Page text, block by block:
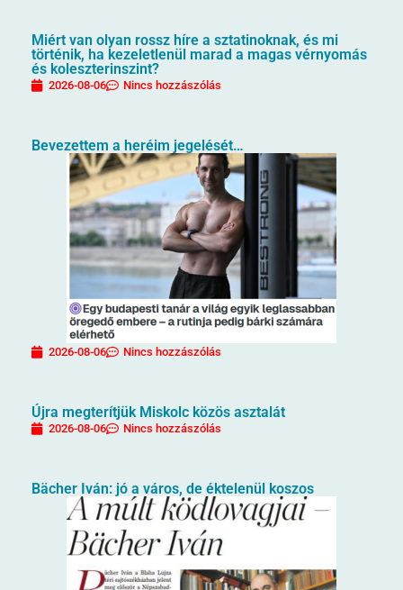
Miért van olyan rossz híre a sztatinoknak, és mi
történik, ha kezeletlenül marad a magas vérnyomás
és koleszterinszint?
2026-08-06 Nincs hozzászólás
Bevezettem a heréim jegelését…
2026-08-06 Nincs hozzászólás
Újra megterítjük Miskolc közös asztalát
2026-08-06 Nincs hozzászólás
Bächer Iván: jó a város, de éktelenül koszos